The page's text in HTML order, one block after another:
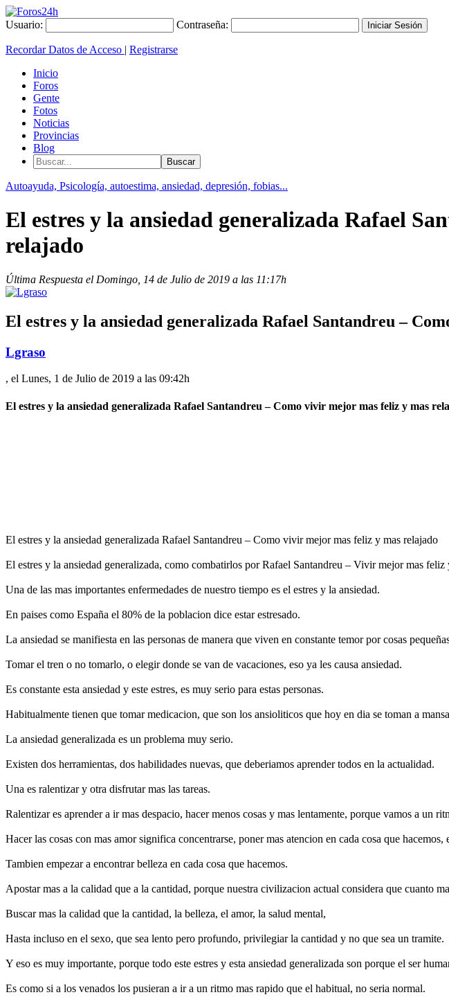
Usuario: Contraseña:
Recordar Datos de Acceso | Registrarse
Inicio
Foros
Gente
Fotos
Noticias
Provincias
Blog
Autoayuda, Psicología, autoestima, ansiedad, depresión, fobias...
El estres y la ansiedad generalizada Rafael
relajado
Última Respuesta el Domingo, 14 de Julio de 2019 a las 11:17h
El estres y la ansiedad generalizada Rafael Santandreu –
Lgraso
, el Lunes, 1 de Julio de 2019 a las 09:42h
El estres y la ansiedad generalizada Rafael Santandreu – Como vivir mejor mas feliz y mas
El estres y la ansiedad generalizada Rafael Santandreu – Como vivir mejor mas feliz y mas relajado
El estres y la ansiedad generalizada, como combatirlos por Rafael Santandreu – Vivir mejor mas feliz
Una de las mas importantes enfermedades de nuestro tiempo es el estres y la ansiedad.
En paises como España el 80% de la poblacion dice estar estresado.
La ansiedad se manifiesta en las personas de manera que viven en constante temor por cosas
Tomar el tren o no tomarlo, o elegir donde se van de vacaciones, eso ya les causa ansiedad.
Es constante esta ansiedad y este estres, es muy serio para estas personas.
Habitualmente tienen que tomar medicacion, que son los ansioliticos que hoy en dia se toman a
La ansiedad generalizada es un problema muy serio.
Existen dos herramientas, dos habilidades nuevas, que deberiamos aprender todos en la actualidad.
Una es ralentizar y otra disfrutar mas las tareas.
Ralentizar es aprender a ir mas despacio, hacer menos cosas y mas lentamente, porque vamos a un
Hacer las cosas con mas amor significa concentrarse, poner mas atencion en cada cosa que
Tambien empezar a encontrar belleza en cada cosa que hacemos.
Apostar mas a la calidad que a la cantidad, porque nuestra civilizacion actual considera que cuanto
Buscar mas la calidad que la cantidad, la belleza, el amor, la salud mental,
Hasta incluso en el sexo, que sea lento pero profundo, privilegiar la cantidad y no que sea un tramite.
Y eso es muy importante, porque todo este estres y esta ansiedad generalizada son porque el ser
Es como si a los venados los pusieran a ir a un ritmo mas rapido que el habitual, no seria normal.